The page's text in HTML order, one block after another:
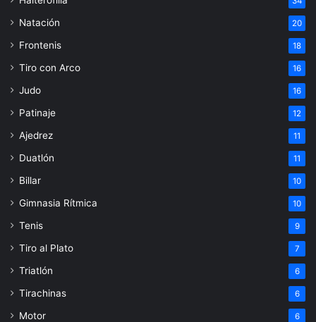
Natación 20
Frontenis 18
Tiro con Arco 16
Judo 16
Patinaje 12
Ajedrez 11
Duatlón 11
Billar 10
Gimnasia Rítmica 10
Tenis 9
Tiro al Plato 7
Triatlón 6
Tirachinas 6
Motor 6